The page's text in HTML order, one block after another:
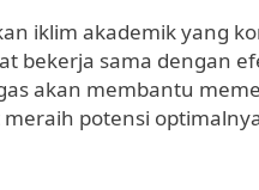
iklim akademik yang
bekerja sama dengan
akan membantu
potensi